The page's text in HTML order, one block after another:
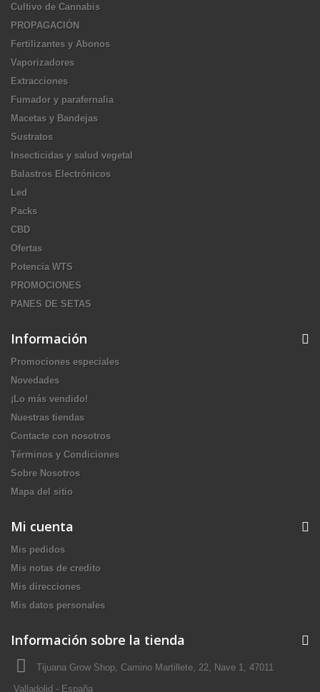
Cultivo de Cannabis
PROPAGACIÓN
Fertilizantes y Abonos
Vaporizadores
Extracciones
Fumador y parafernalia
Macetas y Bandejas
Sustratos
Insecticidas y salud vegetal
Balastros Electrónicos
Led
Packs
CBD
Ofertas
Potencia WTS
PROMOCIONES
PANES DE SETAS
Información
Promociones especiales
Novedades
¡Lo más vendido!
Nuestras tiendas
Contacte con nosotros
Términos y Condiciones
Sobre Nosotros
Mapa del sitio
Mi cuenta
Mis pedidos
Mis notas de credito
Mis direcciones
Mis datos personales
Información sobre la tienda
Tijuana Grow Shop, Camino Martillete, 22, Nave 1, 47011
Valladolid - España